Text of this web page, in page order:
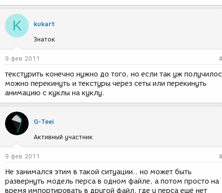
K kukart
Знаток
9 фев 2011
текстурить конечно нужно до того, но если так уж
можно перекинуть и текстуры через сеты или перекинуть
анимацию с куклы на куклу.
G-Teei
Активный участник
9 фев 2011
Не занимался этим в такой ситуации.. но может быть
развернуть модель перса в одном файле, а потом просто на
время импортировать в другой файл, где у перса ещё нет